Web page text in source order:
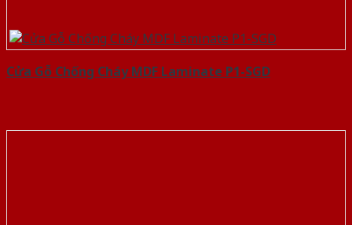
Cửa Gỗ Chống Cháy MDF Laminate P1-SGD